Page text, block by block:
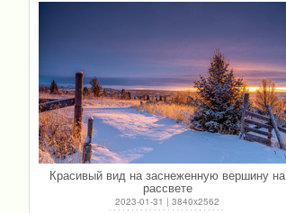
Красивый вид на заснеженную вершину на
рассвете
2023-01-31 | 3840x2562